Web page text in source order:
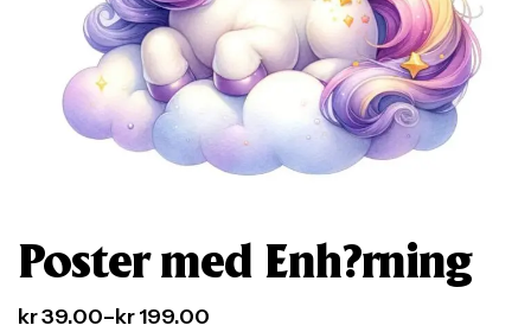
Poster med Enh?rning
kr39.00–kr199.00